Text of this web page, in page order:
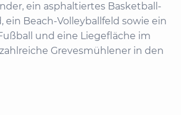
ein asphaltiertes Basketball-
ein Beach-Volleyballfeld sowie ein
und eine Liegefläche im
Grevesmühlener in den